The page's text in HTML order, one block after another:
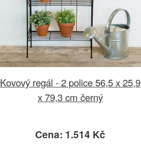
Kovový regál - 2 police 56,5 x 25,9
x 79,3 cm černý
Cena: 1.514 Kč